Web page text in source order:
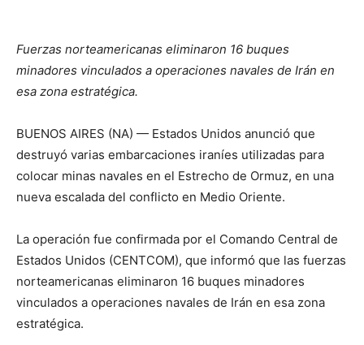
Fuerzas norteamericanas eliminaron 16 buques
minadores vinculados a operaciones navales de Irán en
esa zona estratégica.
BUENOS AIRES (NA) — Estados Unidos anunció que
destruyó varias embarcaciones iraníes utilizadas para
colocar minas navales en el Estrecho de Ormuz, en una
nueva escalada del conflicto en Medio Oriente.
La operación fue confirmada por el Comando Central de
Estados Unidos (CENTCOM), que informó que las fuerzas
norteamericanas eliminaron 16 buques minadores
vinculados a operaciones navales de Irán en esa zona
estratégica.